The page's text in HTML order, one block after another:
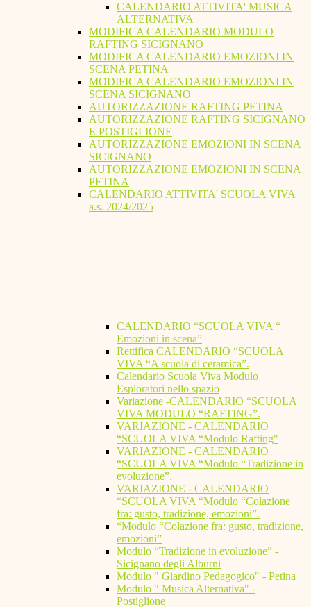
CALENDARIO ATTIVITA' MUSICA
ALTERNATIVA
MODIFICA CALENDARIO MODULO
RAFTING SICIGNANO
MODIFICA CALENDARIO EMOZIONI IN
SCENA PETINA
MODIFICA CALENDARIO EMOZIONI IN
SCENA SICIGNANO
AUTORIZZAZIONE RAFTING PETINA
AUTORIZZAZIONE RAFTING SICIGNANO
E POSTIGLIONE
AUTORIZZAZIONE EMOZIONI IN SCENA
SICIGNANO
AUTORIZZAZIONE EMOZIONI IN SCENA
PETINA
CALENDARIO ATTIVITA' SCUOLA VIVA
a.s. 2024/2025
CALENDARIO “SCUOLA VIVA “
Emozioni in scena”
Rettifica CALENDARIO “SCUOLA
VIVA “A scuola di ceramica”.
Calendario Scuola Viva Modulo
Esploratori nello spazio
Variazione -CALENDARIO “SCUOLA
VIVA MODULO “RAFTING”.
VARIAZIONE - CALENDARIO
“SCUOLA VIVA “Modulo Rafting"
VARIAZIONE - CALENDARIO
“SCUOLA VIVA “Modulo “Tradizione in
evoluzione”.
VARIAZIONE - CALENDARIO
“SCUOLA VIVA “Modulo “Colazione
fra: gusto, tradizione, emozioni”.
“Modulo “Colazione fra: gusto, tradizione,
emozioni”
Modulo “Tradizione in evoluzione” -
Sicignano degli Alburni
Modulo " Giardino Pedagogico" - Petina
Modulo " Musica Alternativa" -
Postiglione